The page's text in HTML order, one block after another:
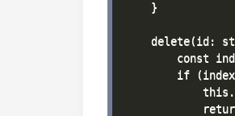
    }
delete(id:
const
if